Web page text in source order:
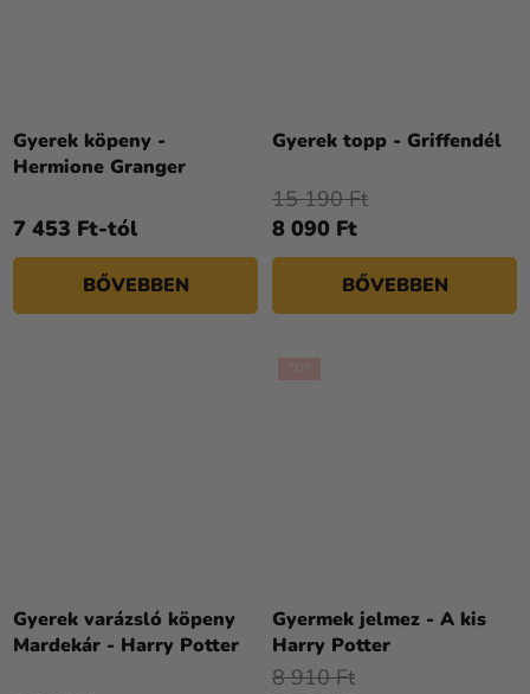
Gyerek köpeny -
Hermione Granger
7 453 Ft-tól
BŐVEBBEN
Gyerek topp - Griffendél
8 090 Ft
15 190 Ft
BŐVEBBEN
Gyerek varázsló köpeny
Mardekár - Harry Potter
Gyermek jelmez - A kis
Harry Potter
termék
8 910 Ft